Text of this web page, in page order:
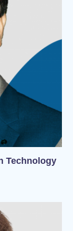
Technology